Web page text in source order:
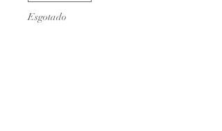
Esgotado